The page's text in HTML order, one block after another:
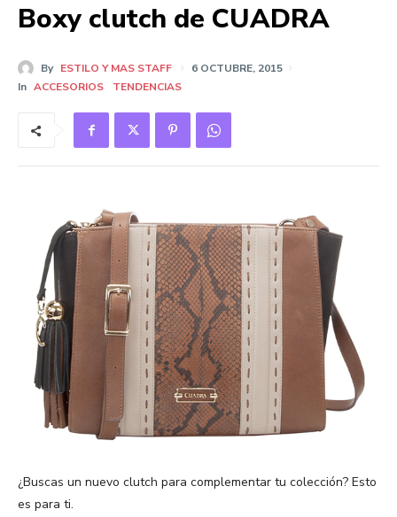
Boxy clutch de CUADRA
By ESTILO Y MAS STAFF
6 OCTUBRE, 2015
In ACCESORIOS TENDENCIAS
¿Buscas un nuevo clutch para complementar tu colección? Esto
es para ti.